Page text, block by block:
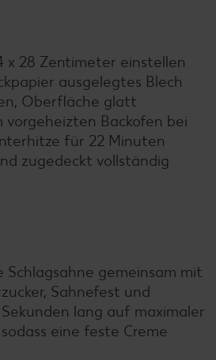
x 28 Zentimeter einstellen
ausgelegtes Blech
Oberfläche glatt
vorgeheizten Backofen bei
für 22 Minuten
zugedeckt vollständig
Schlagsahne gemeinsam mit
Sahnefest und
lang auf maximaler
eine feste Creme